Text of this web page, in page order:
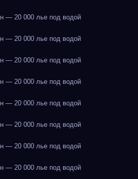
— 20 000 лье под водой
— 20 000 лье под водой
— 20 000 лье под водой
— 20 000 лье под водой
— 20 000 лье под водой
— 20 000 лье под водой
— 20 000 лье под водой
— 20 000 лье под водой